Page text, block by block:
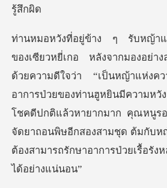
ป็นหญ้าแห่งค
อาการป่วยของท่านฮูหยินมีความห
โชคดีปกติแล้วหายากมาก คุณหนูร